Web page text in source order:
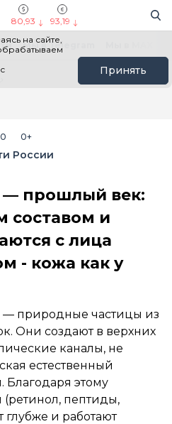
80,93 93,19
на сайте,
Принять
Мы в Telegram
0+
России
прошлый век:
составом и
с лица
- кожа как у
природные частицы из
Они создают в верхних
каналы, не
естественный
Благодаря этому
пептиды,
и работают